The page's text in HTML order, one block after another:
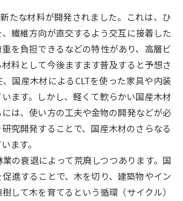
受験準備 資料検索
調べる
受験スケジュールを立てよう
由
たな材料が開発されました。これは、ひ
繊維方向が直交するよう交互に接着した
を負担できるなどの特性があり、高層ビ
料として今後ますます普及すると予想さ
国産木材によるCLTを使った家具や内装
ます。しかし、軽くて軟らかい国産木材
は、使い方の工夫や金物の開発などが必
究開発することで、国産木材のさらなる
ます。
の衰退によって荒廃しつつあります。国
進することで、木を切り、建築物やイン
して木を育てるという循環（サイクル）